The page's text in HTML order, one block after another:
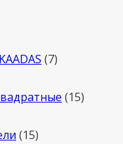
77
1515
1515